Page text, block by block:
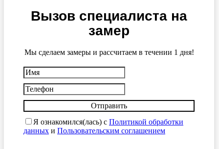
Вызов специалиста на
замер
Мы сделаем замеры и рассчитаем в течении 1 дня!
Отправить
Я ознакомился(лась) с Политикой обработки
данных и Пользовательским соглашением